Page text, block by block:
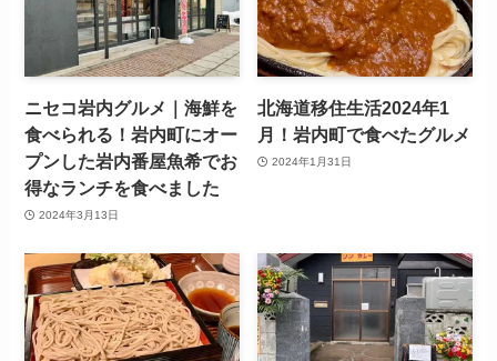
ニセコ岩内グルメ｜海鮮を
食べられる！岩内町にオー
プンした岩内番屋魚希でお
得なランチを食べました
2024年3月13日
北海道移住生活2024年1
月！岩内町で食べたグルメ
2024年1月31日